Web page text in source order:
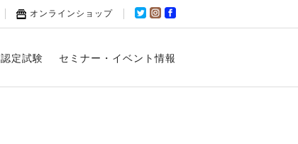
オンラインショップ
定試験 セミナー・イベント情報